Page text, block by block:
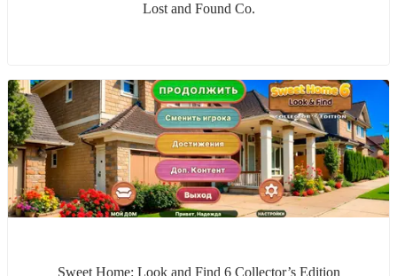
Lost and Found Co.
Sweet Home: Look and Find 6 Collector’s Edition